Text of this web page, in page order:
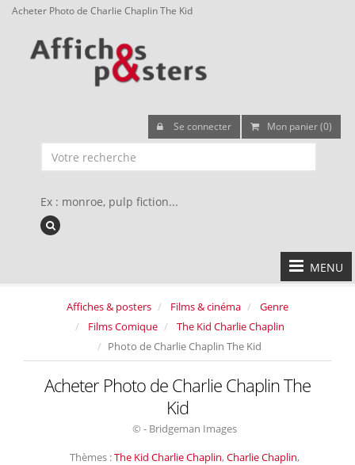
Acheter Photo de Charlie Chaplin The Kid
Se connecter Mon panier (0)
Ex : monroe, pulp fiction...
MENU
Affiches & posters Films & cinéma
Genre
Films Comique
The Kid Charlie Chaplin
Photo de Charlie Chaplin The Kid
Acheter Photo de Charlie Chaplin The
Kid
© - Bridgeman Images
Thèmes :The Kid Charlie Chaplin, Charlie Chaplin,